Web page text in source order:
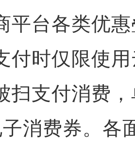
平台各类优
付时仅限使
扫支付消费
消费券。各